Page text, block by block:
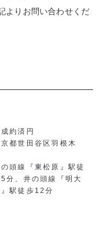
よりお問い合わせくだ
成約済円
都世田谷区羽根木
頭線『東松原』駅徒
分、井の頭線『明大
』駅徒歩12分